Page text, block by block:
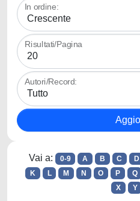
In ordine:
Risultati/Pagina
Autori/Record:
Vai a: 0-9 A B C D
K
L M N O P Q
X
Y